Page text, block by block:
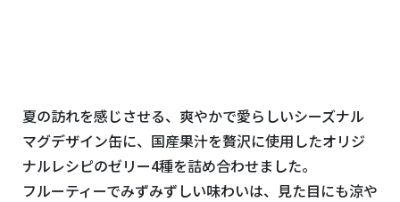
夏の訪れを感じさせる、爽やかで愛らしいシーズナル
マグデザイン缶に、国産果汁を贅沢に使用したオリジ
ナルレシピのゼリー4種を詰め合わせました。
フルーティーでみずみずしい味わいは、見た目にも涼や